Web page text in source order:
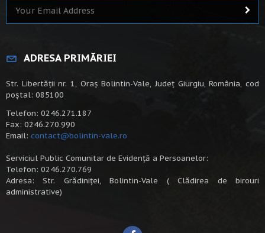
ADRESA PRIMĂRIEI
Str. Libertății nr. 1, Oraș Bolintin-Vale, Județ Giurgiu, România, cod
poștal: 085100
Telefon: 0246.271.187
Fax: 0246.270.990
Email: contact@bolintin-vale.ro
Serviciul Public Comunitar de Evidență a Persoanelor:
Telefon: 0246.270.769
Adresa: Str. Grădiniței, Bolintin-Vale ( Clădirea de birouri
administrative)